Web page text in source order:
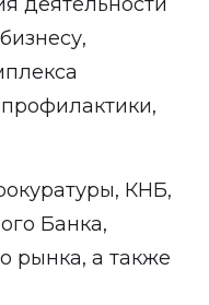
КНБ,
Банка,
рынка, а также